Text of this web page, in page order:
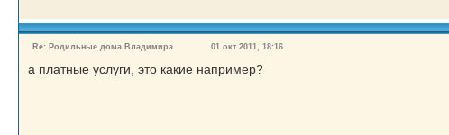
Re: Родильные дома Владимира 01 окт 2011, 18:16
а платные услуги, это какие например?